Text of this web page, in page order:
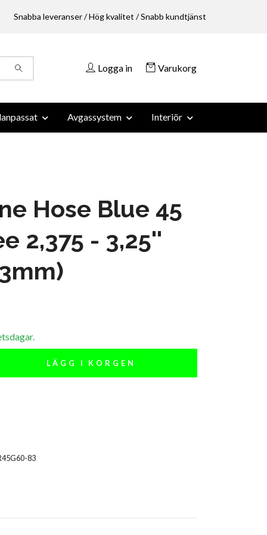
Snabba leveranser / Hög kvalitet / Snabb kundtjänst
Logga in Varukorg
Avgassystem Interiör
Hose Blue 45
2,375 - 3,25''
LÄGG I KORGEN
83